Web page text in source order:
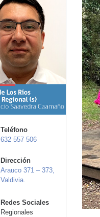
Teléfono
632 557 506
Dirección
Arauco 371 – 373,
Valdivia.
Redes Sociales
Regionales